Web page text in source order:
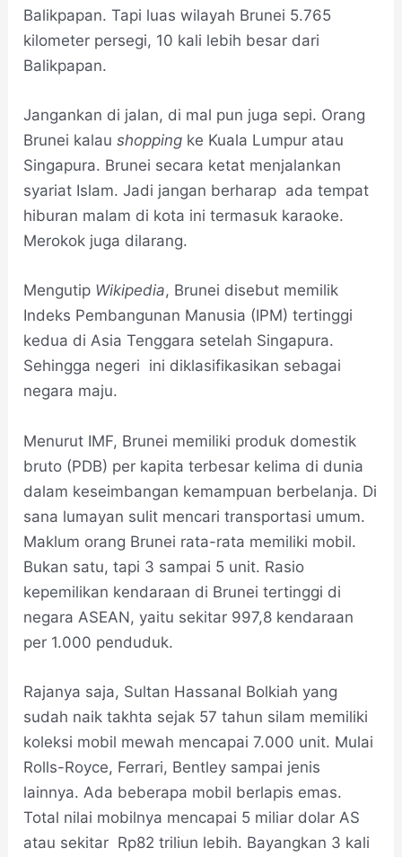
Balikpapan. Tapi luas wilayah Brunei 5.765
kilometer persegi, 10 kali lebih besar dari
Balikpapan.
Jangankan di jalan, di mal pun juga sepi. Orang
Brunei kalaushopping ke Kuala Lumpur atau
Singapura. Brunei secara ketat menjalankan
syariat Islam. Jadi jangan berharap ada tempat
hiburan malam di kota ini termasuk karaoke.
Merokok juga dilarang.
Mengutip Wikipedia, Brunei disebut memilik
Indeks Pembangunan Manusia (IPM) tertinggi
kedua di Asia Tenggara setelah Singapura.
Sehingga negeri ini diklasifikasikan sebagai
negara maju.
Menurut IMF, Brunei memiliki produk domestik
bruto (PDB) per kapita terbesar kelima di dunia
dalam keseimbangan kemampuan berbelanja. Di
sana lumayan sulit mencari transportasi umum.
Maklum orang Brunei rata-rata memiliki mobil.
Bukan satu, tapi 3 sampai 5 unit. Rasio
kepemilikan kendaraan di Brunei tertinggi di
negara ASEAN, yaitu sekitar 997,8 kendaraan
per 1.000 penduduk.
Rajanya saja, Sultan Hassanal Bolkiah yang
sudah naik takhta sejak 57 tahun silam memiliki
koleksi mobil mewah mencapai 7.000 unit. Mulai
Rolls-Royce, Ferrari, Bentley sampai jenis
lainnya. Ada beberapa mobil berlapis emas.
Total nilai mobilnya mencapai 5 miliar dolar AS
atau sekitar Rp82 triliun lebih. Bayangkan 3 kali